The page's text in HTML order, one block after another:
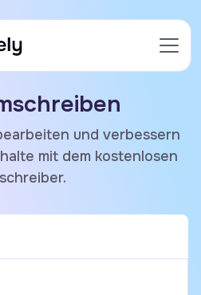
und verbessern
mit dem kostenlosen